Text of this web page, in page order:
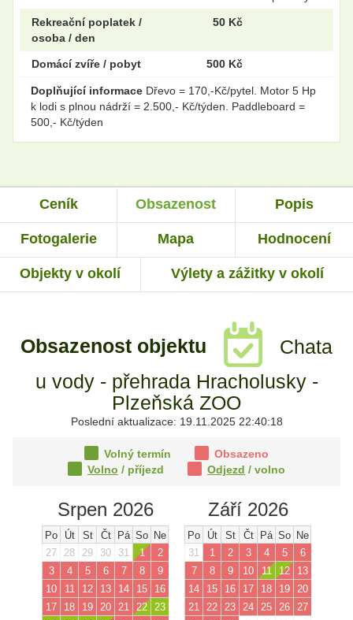
Rekreační poplatek /
osoba / den
50 Kč
Domácí zvíře / pobyt 500 Kč
Doplňující informace Dřevo = 170,-Kč/pytel. Motor 5 Hp
k lodi s plnou nádrží = 2.500,- Kč/týden. Paddleboard =
500,- Kč/týden
Ceník Obsazenost Popis
Fotogalerie Mapa Hodnocení
Objekty v okolí Výlety a zážitky v okolí
Obsazenost objektu
Chata
u vody - přehrada Hracholusky -
Plzeňská ZOO
Poslední aktualizace: 19.11.2025 22:40:18
Volný termín
Obsazeno
Volno / příjezd Odjezd / volno
Srpen 2026
Po Út St Čt Pá So Ne
27
28 29 30 31 1
2
3
4 5 6 7 8
9
10
11 12 13 14 15
16
17
18 19 20 21 22
23
Září 2026
Po Út St Čt Pá So Ne
31
1 2 3 4 5
6
7
8 9 10 11 12
13
14
15 16 17 18 19
20
21
22 23 24 25 26
27